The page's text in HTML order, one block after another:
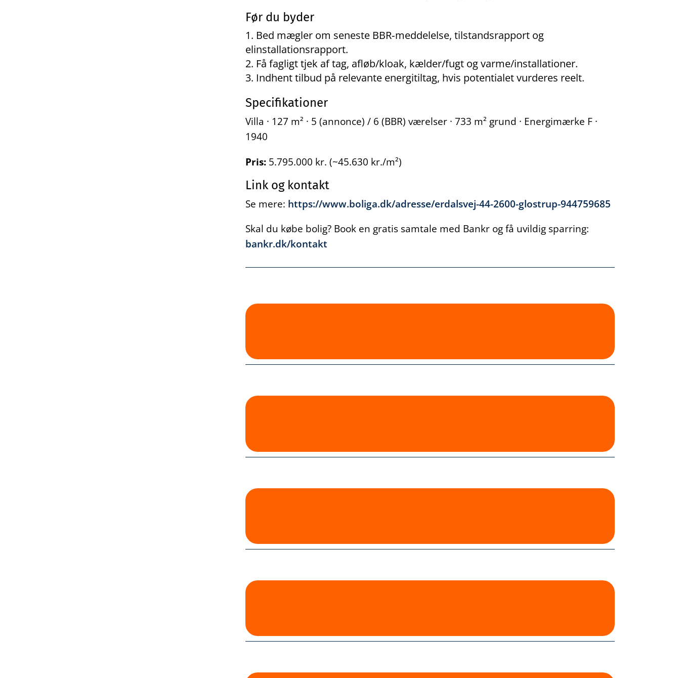
Før du byder
Bed mægler om seneste BBR‑meddelelse, tilstandsrapport og
elinstallationsrapport.
Få fagligt tjek af tag, afløb/kloak, kælder/fugt og varme/installationer.
Indhent tilbud på relevante energitiltag, hvis potentialet vurderes reelt.
Specifikationer
Villa · 127 m² · 5 (annonce) / 6 (BBR) værelser · 733 m² grund · Energimærke F ·
1940
Pris:5.795.000 kr. (~45.630 kr./m²)
Link og kontakt
Se mere: https://www.boliga.dk/adresse/erdalsvej-44-2600-glostrup-944759685
Skal du købe bolig? Book en gratis samtale med Bankr og få uvildig sparring:
bankr.dk/kontakt